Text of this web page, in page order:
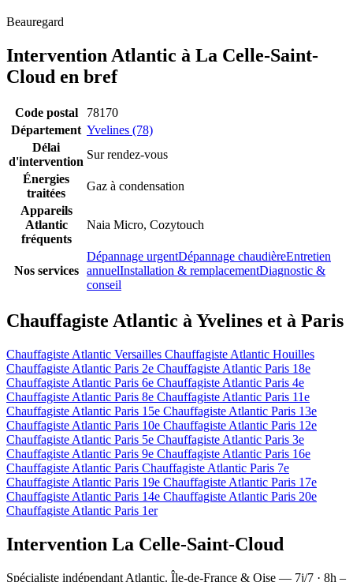
Beauregard
Intervention Atlantic à La Celle-Saint-
Cloud en bref
Code postal
78170
Département Yvelines (78)
Délai
d'intervention
Sur rendez-vous
Énergies
traitées
Gaz à condensation
Appareils
Atlantic
fréquents
Naia Micro, Cozytouch
Nos services
Dépannage urgentDépannage chaudièreEntretien
annuelInstallation & remplacementDiagnostic &
conseil
Chauffagiste Atlantic à Yvelines et à Paris
Chauffagiste Atlantic Versailles Chauffagiste Atlantic Houilles
Chauffagiste Atlantic Paris 2e Chauffagiste Atlantic Paris 18e
Chauffagiste Atlantic Paris 6e Chauffagiste Atlantic Paris 4e
Chauffagiste Atlantic Paris 8e Chauffagiste Atlantic Paris 11e
Chauffagiste Atlantic Paris 15e Chauffagiste Atlantic Paris 13e
Chauffagiste Atlantic Paris 10e Chauffagiste Atlantic Paris 12e
Chauffagiste Atlantic Paris 5e Chauffagiste Atlantic Paris 3e
Chauffagiste Atlantic Paris 9e Chauffagiste Atlantic Paris 16e
Chauffagiste Atlantic Paris Chauffagiste Atlantic Paris 7e
Chauffagiste Atlantic Paris 19e Chauffagiste Atlantic Paris 17e
Chauffagiste Atlantic Paris 14e Chauffagiste Atlantic Paris 20e
Chauffagiste Atlantic Paris 1er
Intervention La Celle-Saint-Cloud
Spécialiste indépendant Atlantic. Île-de-France & Oise — 7j/7 · 8h –